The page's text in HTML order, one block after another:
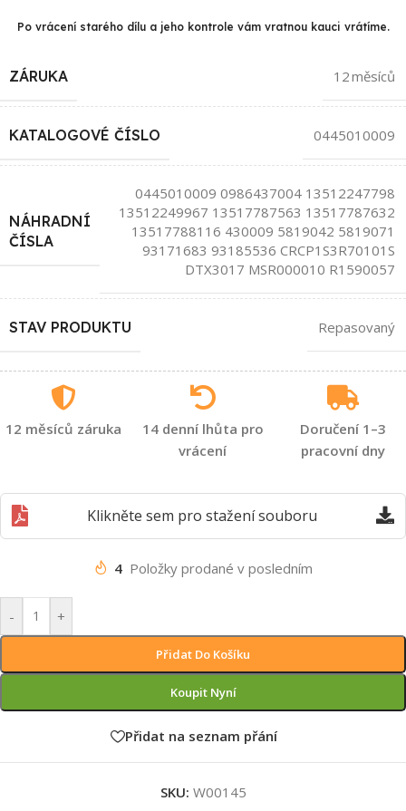
Po vrácení starého dílu a jeho kontrole vám vratnou kauci vrátíme.
ZÁRUKA 12 měsíců
KATALOGOVÉ ČÍSLO 0445010009
NÁHRADNÍ
ČÍSLA
0445010009 0986437004 13512247798
13512249967 13517787563 13517787632
13517788116 430009 5819042 5819071
93171683 93185536 CRCP1S3R70101S
DTX3017 MSR000010 R1590057
STAV PRODUKTU Repasovaný
12 měsíců záruka
14 denní lhůta pro
vrácení
Doručení 1–3
pracovní dny
Klikněte sem pro stažení souboru
4 Položky prodané v posledním
- +
Přidat Do Košíku
Koupit Nyní
Přidat na seznam přání
SKU: W00145